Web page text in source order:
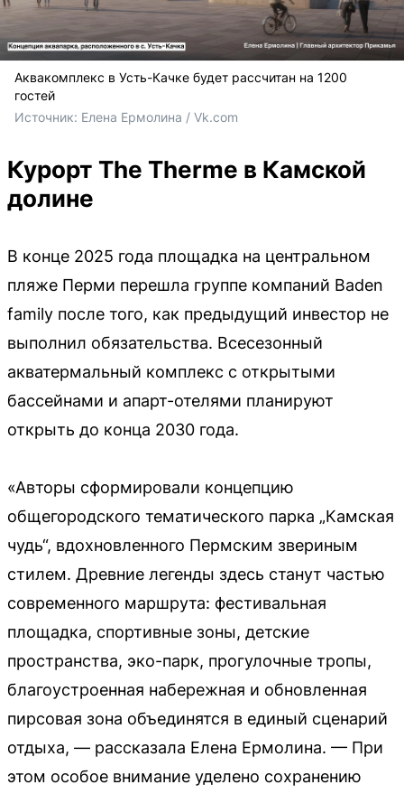
Аквакомплекс в Усть-Качке будет рассчитан на 1200
гостей
Источник: Елена Ермолина / Vk.com
Курорт The Therme в Камской
долине
В конце 2025 года площадка на центральном
пляже Перми перешла группе компаний Baden
family после того, как предыдущий инвестор не
выполнил обязательства. Всесезонный
акватермальный комплекс с открытыми
бассейнами и апарт-отелями планируют
открыть до конца 2030 года.
«Авторы сформировали концепцию
общегородского тематического парка „Камская
чудь“, вдохновленного Пермским звериным
стилем. Древние легенды здесь станут частью
современного маршрута: фестивальная
площадка, спортивные зоны, детские
пространства, эко-парк, прогулочные тропы,
благоустроенная набережная и обновленная
пирсовая зона объединятся в единый сценарий
отдыха, — рассказала Елена Ермолина. — При
этом особое внимание уделено сохранению